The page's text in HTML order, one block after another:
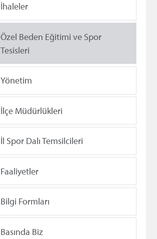
İhaleler
Özel Beden Eğitimi ve Spor
Tesisleri
Yönetim
İlçe Müdürlükleri
İl Spor Dalı Temsilcileri
Faaliyetler
Bilgi Formları
Basında Biz